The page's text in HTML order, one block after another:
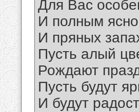
Для Вас
И полным
И пряных
Пусть алый
Рождают
Пусть будут
И будут